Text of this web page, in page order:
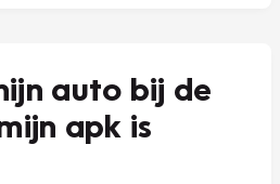
auto bij de
apk is